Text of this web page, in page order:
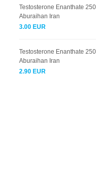
Testosterone Enanthate
Aburaihan Iran
3.00 EUR
Testosterone Enanthate
Aburaihan Iran
2.90 EUR